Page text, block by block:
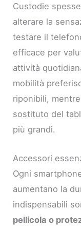
Custodie
alterare la
testare il
efficace per
attività
mobilità
riponibili,
sostituto del
più grandi.
Accessori
Ogni
aumentano la
indispensabili
pellicola o